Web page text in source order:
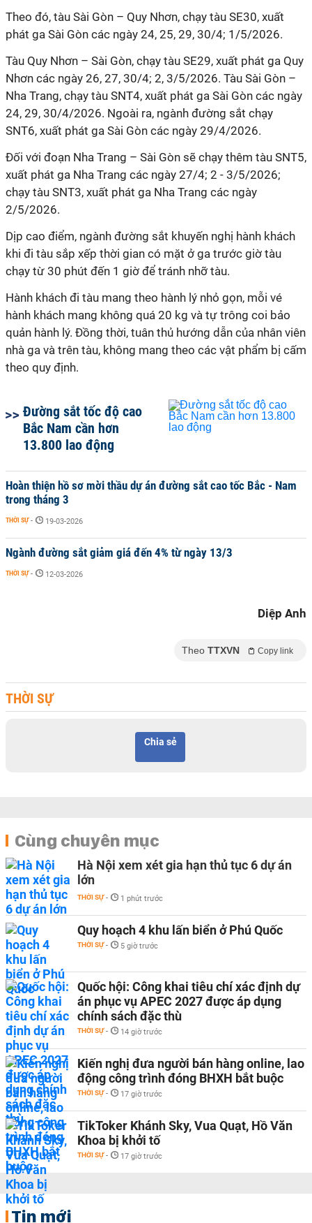
Theo đó, tàu Sài Gòn – Quy Nhơn, chạy tàu SE30, xuất
phát ga Sài Gòn các ngày 24, 25, 29, 30/4; 1/5/2026.
Tàu Quy Nhơn – Sài Gòn, chạy tàu SE29, xuất phát ga Quy
Nhơn các ngày 26, 27, 30/4; 2, 3/5/2026. Tàu Sài Gòn –
Nha Trang, chạy tàu SNT4, xuất phát ga Sài Gòn các ngày
24, 29, 30/4/2026. Ngoài ra, ngành đường sắt chạy
SNT6, xuất phát ga Sài Gòn các ngày 29/4/2026.
Đối với đoạn Nha Trang – Sài Gòn sẽ chạy thêm tàu SNT5,
xuất phát ga Nha Trang các ngày 27/4; 2 - 3/5/2026;
chạy tàu SNT3, xuất phát ga Nha Trang các ngày
2/5/2026.
Dịp cao điểm, ngành đường sắt khuyến nghị hành khách
khi đi tàu sắp xếp thời gian có mặt ở ga trước giờ tàu
chạy từ 30 phút đến 1 giờ để tránh nhỡ tàu.
Hành khách đi tàu mang theo hành lý nhỏ gọn, mỗi vé
hành khách mang không quá 20 kg và tự trông coi bảo
quản hành lý. Đồng thời, tuân thủ hướng dẫn của nhân viên
nhà ga và trên tàu, không mang theo các vật phẩm bị cấm
theo quy định.
Đường sắt tốc độ cao
Bắc Nam cần hơn
13.800 lao động
Hoàn thiện hồ sơ mời thầu dự án đường sắt cao tốc Bắc - Nam
trong tháng 3
THỜI SỰ - 19-03-2026
Ngành đường sắt giảm giá đến 4% từ ngày 13/3
THỜI SỰ - 12-03-2026
Diệp Anh
Theo TTXVN Copy link
THỜI SỰ
Chia sẻ
Cùng chuyên mục
Hà Nội xem xét gia hạn thủ tục 6 dự án
lớn
THỜI SỰ - 1 phút trước
Quy hoạch 4 khu lấn biển ở Phú Quốc
THỜI SỰ - 5 giờ trước
Quốc hội: Công khai tiêu chí xác định dự
án phục vụ APEC 2027 được áp dụng
chính sách đặc thù
THỜI SỰ - 14 giờ trước
Kiến nghị đưa người bán hàng online, lao
động công trình đóng BHXH bắt buộc
THỜI SỰ - 17 giờ trước
TikToker Khánh Sky, Vua Quạt, Hồ Văn
Khoa bị khởi tố
THỜI SỰ - 17 giờ trước
Tin mới